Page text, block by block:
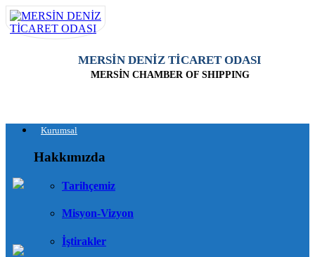
MERSİN DENİZ TİCARET ODASI
MERSİN CHAMBER OF SHIPPING
Kurumsal
Hakkımızda
Tarihçemiz
Misyon-Vizyon
İştirakler